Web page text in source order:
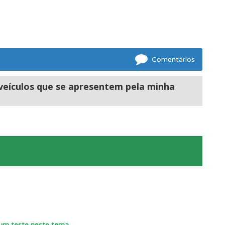
Comentários
que se apresentem pela minha